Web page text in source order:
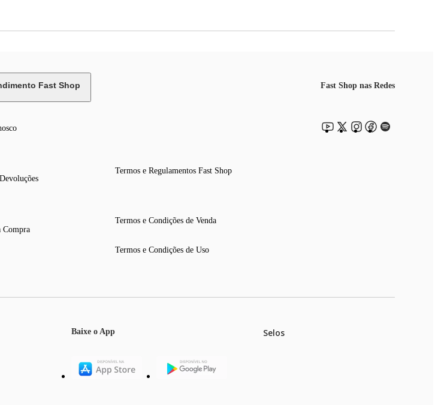
Fast Shop
Compra
Termos e Regulamentos Fast Shop
Termos e Condições de Venda
Termos e Condições de Uso
Fast Shop nas Redes
Baixe o App Selos